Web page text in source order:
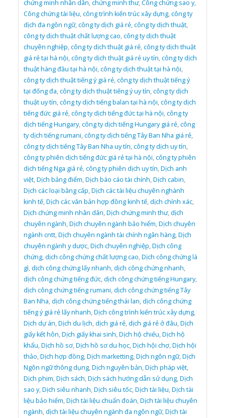
chứng minh nhân dân,chứng minh thư,Công chứng sao y,
Công chứng tài liệu,công trình kiến trúc xây dựng,công ty
dịch đa ngôn ngữ,công ty dịch giá rẻ,công ty dịch thuật,
công ty dịch thuật chất lượng cao,công ty dịch thuật
chuyên nghiệp,công ty dịch thuật giá rẻ,công ty dịch thuật
giá rẻ tại hà nội,công ty dịch thuật giá rẻ uy tín,công ty dịch
thuật hàng đầu tại hà nội,công ty dịch thuật tại hà nội,
công ty dịch thuật tiếng ý giá rẻ,công ty dịch thuật tiếng ý
tại đống đa,công ty dịch thuật tiếng ý uy tín,công ty dịch
thuật uy tín,công ty dịch tiếng balan tại hà nội,công ty dịch
tiếng đức giá rẻ,công ty dịch tiếng đức tại hà nội,công ty
dịch tiếng Hungary,công ty dịch tiếng Hungary giá rẻ,công
ty dịch tiếng rumani,công ty dịch tiếng Tây Ban Nha giá rẻ,
công ty dịch tiếng Tây Ban Nha uy tín,công ty dịch uy tín,
công ty phiên dịch tiếng đức giá rẻ tại hà nội,công ty phiên
dịch tiếng Nga giá rẻ,công ty phiên dịch uy tín,Dịch anh
việt,Dịch bảng điểm,Dịch báo cáo tài chính,Dịch cabin,
Dịch các loại bằng cấp,Dịch các tài liệu chuyên nghành
kinh tế,Dịch các văn bản hợp đồng kinh tế,dịch chính xác,
Dịch chứng minh nhân dân,Dịch chứng minh thư,dịch
chuyên ngành,Dịch chuyên ngành bảo hiểm,Dịch chuyên
ngành cntt,Dịch chuyên ngành tài chính ngân hàng,Dịch
chuyên ngành y dược,Dịch chuyên nghiệp,Dịch công
chứng,dịch công chứng chất lượng cao,Dịch công chứng là
gì,dịch công chứng lấy nhanh,dịch công chứng nhanh,
dịch công chứng tiếng đức,dịch công chứng tiếng Hungary,
dịch công chứng tiếng rumani,dịch công chứng tiếng Tây
Ban Nha,dịch công chứng tiếng thái lan,dịch công chứng
tiếng ý giá rẻ lấy nhanh,Dịch công trình kiến trúc xây dựng,
Dịch dự án,Dịch du lịch,dịch giá rẻ,dịch giá rẻ ở đâu,Dịch
giấy kết hôn,Dịch giấy khai sinh,Dịch hộ chiếu,Dịch hộ
khẩu,Dịch hồ sơ,Dịch hồ sơ du học,Dịch hội chợ,Dịch hội
thảo,Dịch hợp đồng,Dịch marketting,Dịch ngôn ngữ,Dịch
Ngôn ngữ thông dụng,Dịch nguyên bản,Dịch pháp việt,
Dịch phim,Dịch sách,Dịch sách hướng dẫn sử dụng,Dịch
sao y,Dịch siêu nhanh,Dịch siêu tốc,Dịch tài liệu,Dịch tài
liệu bảo hiểm,Dịch tài liệu chuẩn đoán,Dịch tài liệu chuyên
ngành,dịch tài liệu chuyên ngành đa ngôn ngữ,Dịch tài